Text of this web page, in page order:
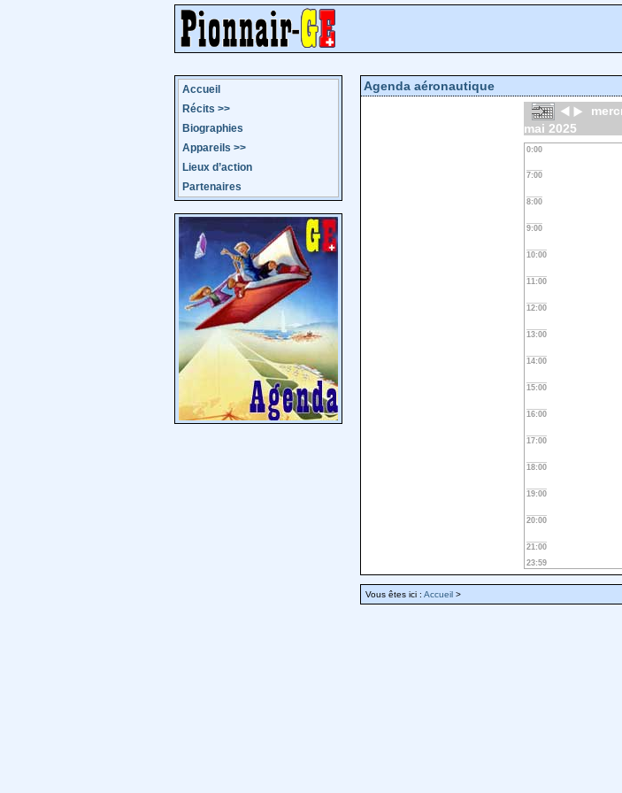
Accueil
Récits >>
Biographies
Appareils >>
Lieux d’action
Partenaires
Agenda aéronautique
mai 2025
0:00
7:00
8:00
9:00
10:00
11:00
12:00
13:00
14:00
15:00
16:00
17:00
18:00
19:00
20:00
21:00
23:59
Vous êtes ici : Accueil >